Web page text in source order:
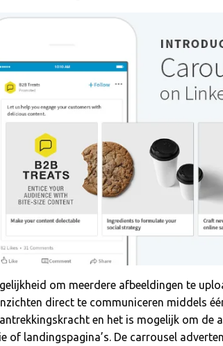
om meerdere afbeeldingen te
direct te communiceren middels
en het is mogelijk om
of landingspagina’s. De carrousel